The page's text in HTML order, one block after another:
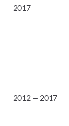
2017
2012 — 2017